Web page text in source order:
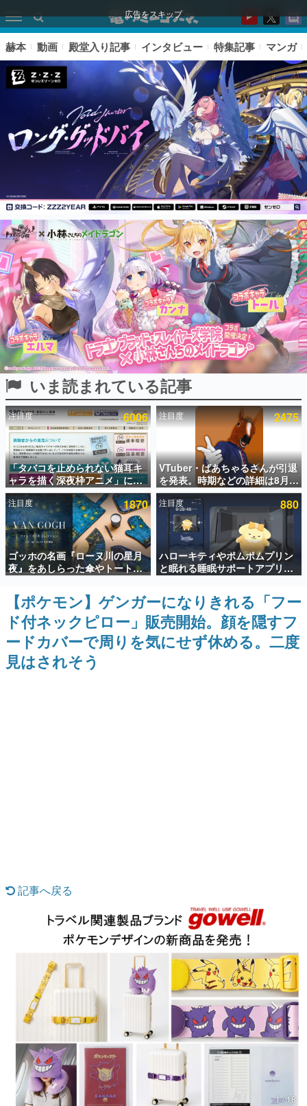
広告をスキップ
ピックアップ
電ファミのいま読まれている記事ランキング
アプリセール情報
インタビュー
連載・特集一覧
殿堂入り記事
SNS拡散数が数千以上！ ページビュー数万以上！ などな
ど。多くの人々に読まれた、電ファミ渾身の“殿堂入り”記
事をまとめました。
ゲームの企画書
名作ゲームクリエイターの方々に製作時のエピソードをお
聞きし、ヒットする企画（ゲーム）とは何か？を探ってい
きます。
赫本
この物語を解いてはいけない。『赫本』は、〈試験問題〉
の形をした短編ホラー小説集です。
新世代に訊く
これからのデジタルゲーム市場を担う若きクリエイター達
の姿を追い、彼らのルーツと情熱を探っていきます。
ゲーム世代の作家たち
ゲームに多大な影響を受けた作家さんに取材し、ゲームが
日本のコンテンツ産業やカルチャーに与えた影響を探る企
画です。
日本モバイルゲーム産業史
日本のモバイルゲーム史における主要なトピック・タイト
カテゴリ
特集記事
女性向け
アプリレビュー
その他
電ファミニコゲーマーとは？
運営：株式会社マレ
赫本 動画 殿堂入り記事 インタビュー 特集記事 マンガ
いま読まれている記事
注目度 6006
「タバコを止められない猫耳キ
ャラを描く深夜枠アニメ」に視
聴者の一部から批判意見。違法
薬物の使用と思しき描写も含め
て、BPOが議論を交わす
注目度 2475
VTuber・ばあちゃるさんが引退
を発表。時期などの詳細は8月9
日15時からの配信で説明
注目度 1870
ゴッホの名画『ローヌ川の星月
夜』をあしらった傘やトートバ
ッグなどが登場。8月7日21時よ
り2日間限定で予約販売
注目度 880
ハローキティやポムポムプリン
と眠れる睡眠サポートアプリ
『ゆめたび』が配信中。キャラ
ごとのASMRや目覚ましアラー
ムも搭載
【ポケモン】ゲンガーになりきれる「フー
ド付ネックピロー」販売開始。顔を隠すフ
ードカバーで周りを気にせず休める。二度
見はされそう
記事へ戻る
1 / 18